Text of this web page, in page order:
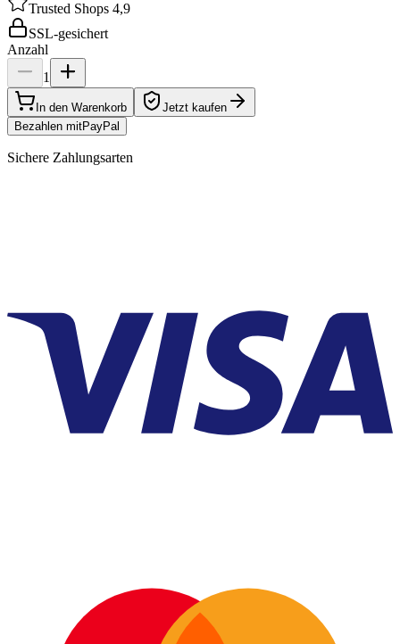
Trusted Shops 4,9
SSL-gesichert
Anzahl
1
In den Warenkorb
Jetzt kaufen
Bezahlen mitPayPal
Sichere Zahlungsarten